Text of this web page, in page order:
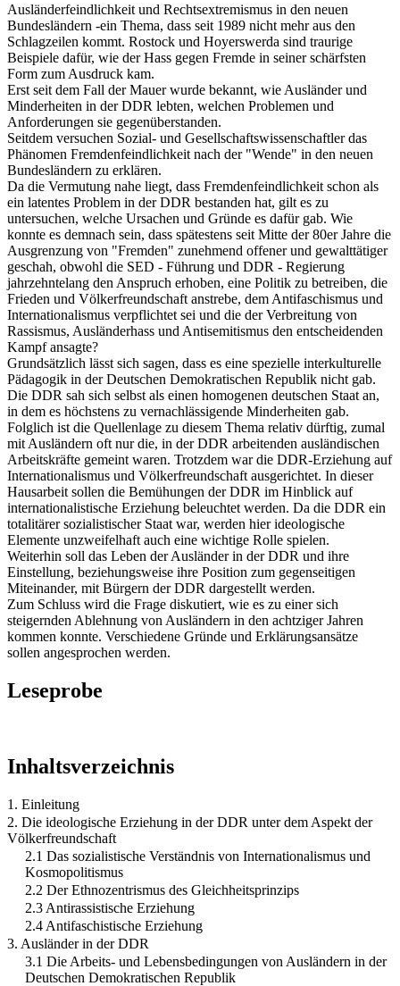
Ausländerfeindlichkeit und Rechtsextremismus in den neuen
Bundesländern -ein Thema, dass seit 1989 nicht mehr aus den
Schlagzeilen kommt. Rostock und Hoyerswerda sind traurige
Beispiele dafür, wie der Hass gegen Fremde in seiner schärfsten
Form zum Ausdruck kam.
Erst seit dem Fall der Mauer wurde bekannt, wie Ausländer und
Minderheiten in der DDR lebten, welchen Problemen und
Anforderungen sie gegenüberstanden.
Seitdem versuchen Sozial- und Gesellschaftswissenschaftler das
Phänomen Fremdenfeindlichkeit nach der "Wende" in den neuen
Bundesländern zu erklären.
Da die Vermutung nahe liegt, dass Fremdenfeindlichkeit schon als
ein latentes Problem in der DDR bestanden hat, gilt es zu
untersuchen, welche Ursachen und Gründe es dafür gab. Wie
konnte es demnach sein, dass spätestens seit Mitte der 80er Jahre die
Ausgrenzung von "Fremden" zunehmend offener und gewalttätiger
geschah, obwohl die SED - Führung und DDR - Regierung
jahrzehntelang den Anspruch erhoben, eine Politik zu betreiben, die
Frieden und Völkerfreundschaft anstrebe, dem Antifaschismus und
Internationalismus verpflichtet sei und die der Verbreitung von
Rassismus, Ausländerhass und Antisemitismus den entscheidenden
Kampf ansagte?
Grundsätzlich lässt sich sagen, dass es eine spezielle interkulturelle
Pädagogik in der Deutschen Demokratischen Republik nicht gab.
Die DDR sah sich selbst als einen homogenen deutschen Staat an,
in dem es höchstens zu vernachlässigende Minderheiten gab.
Folglich ist die Quellenlage zu diesem Thema relativ dürftig, zumal
mit Ausländern oft nur die, in der DDR arbeitenden ausländischen
Arbeitskräfte gemeint waren. Trotzdem war die DDR-Erziehung auf
Internationalismus und Völkerfreundschaft ausgerichtet. In dieser
Hausarbeit sollen die Bemühungen der DDR im Hinblick auf
internationalistische Erziehung beleuchtet werden. Da die DDR ein
totalitärer sozialistischer Staat war, werden hier ideologische
Elemente unzweifelhaft auch eine wichtige Rolle spielen.
Weiterhin soll das Leben der Ausländer in der DDR und ihre
Einstellung, beziehungsweise ihre Position zum gegenseitigen
Miteinander, mit Bürgern der DDR dargestellt werden.
Zum Schluss wird die Frage diskutiert, wie es zu einer sich
steigernden Ablehnung von Ausländern in den achtziger Jahren
kommen konnte. Verschiedene Gründe und Erklärungsansätze
sollen angesprochen werden.
Leseprobe
Inhaltsverzeichnis
1. Einleitung
2. Die ideologische Erziehung in der DDR unter dem Aspekt der
Völkerfreundschaft
2.1 Das sozialistische Verständnis von Internationalismus und
Kosmopolitismus
2.2 Der Ethnozentrismus des Gleichheitsprinzips
2.3 Antirassistische Erziehung
2.4 Antifaschistische Erziehung
3. Ausländer in der DDR
3.1 Die Arbeits- und Lebensbedingungen von Ausländern in der
Deutschen Demokratischen Republik